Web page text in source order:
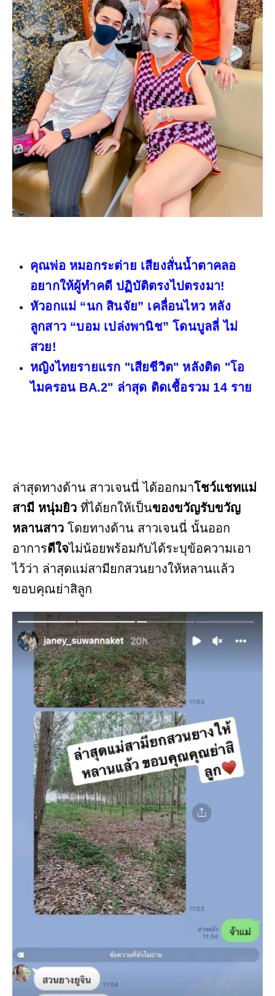
คุณพ่อ หมอกระต่าย เสียงสั่นน้ำตาคลอ
อยากให้ผู้ทำคดี ปฏิบัติตรงไปตรงมา!
หัวอกแม่ “นก สินจัย” เคลื่อนไหว หลัง
ลูกสาว “บอม เปล่งพานิช” โดนบูลลี่ ไม่
สวย!
หญิงไทยรายแรก "เสียชีวิต" หลังติด "โอ
ไมครอน BA.2" ล่าสุด ติดเชื้อรวม 14 ราย
ล่าสุดทางด้าน สาวเจนนี่ ได้ออกมาโชว์แชทแม่
สามี หนุ่มยิว ที่ได้ยกให้เป็นของขวัญรับขวัญ
หลานสาว โดยทางด้าน สาวเจนนี่ นั้นออก
อาการดีใจไม่น้อยพร้อมกับได้ระบุข้อความเอา
ไว้ว่า ล่าสุดแม่สามียกสวนยางให้หลานแล้ว
ขอบคุณย่าสิลูก